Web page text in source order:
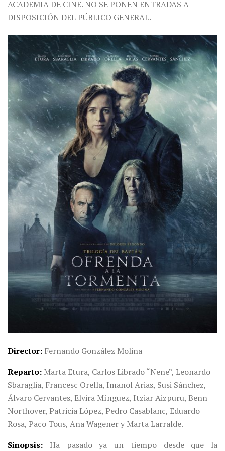
ACADEMIA DE CINE. NO SE PONEN ENTRADAS A
DISPOSICIÓN DEL PÚBLICO GENERAL.
Director Fernando González Molina
Reparto Marta Etura, Carlos Librado “Nene”, Leonardo
Sbaraglia, Francesc Orella, Imanol Arias, Susi Sánchez,
Álvaro Cervantes, Elvira Mínguez, Itziar Aizpuru, Benn
Northover, Patricia López, Pedro Casablanc, Eduardo
Rosa, Paco Tous, Ana Wagener y Marta Larralde.
Sinopsis
Ha pasado ya un tiempo desde que la